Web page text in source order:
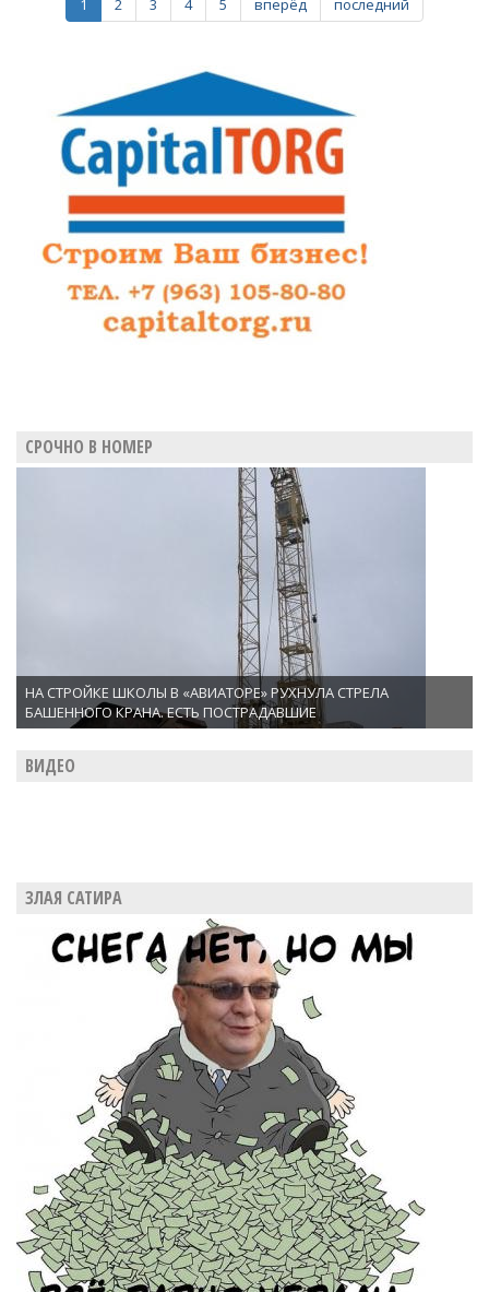
1 2 3 4 5 вперёд последний
СРОЧНО В НОМЕР
НА СТРОЙКЕ ШКОЛЫ В «АВИАТОРЕ» РУХНУЛА СТРЕЛА
БАШЕННОГО КРАНА. ЕСТЬ ПОСТРАДАВШИЕ
ВИДЕО
ЗЛАЯ САТИРА